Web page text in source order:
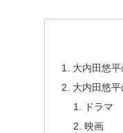
大内田悠平
大内田悠平
ドラマ
映画